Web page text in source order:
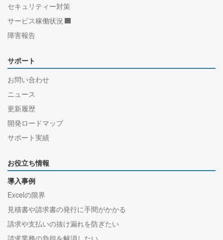
セキュリティー対策
サービス稼働状況
障害報告
サポート
お問い合わせ
ニュース
更新履歴
開発ロードマップ
サポート実績
お役立ち情報
導入事例
Excelの限界
見積書や請求書の発行に手間がかかる
請求や支払いの抜け漏れを防ぎたい